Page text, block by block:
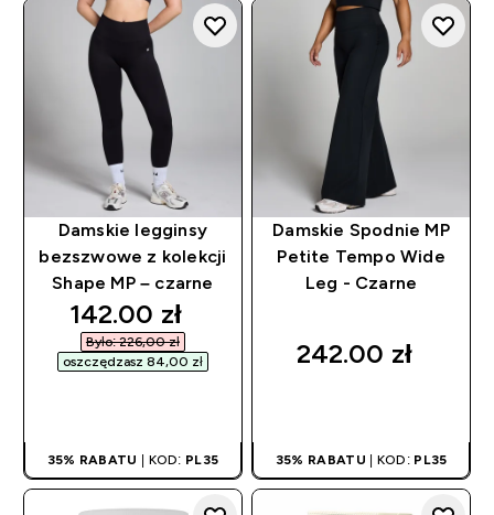
Damskie legginsy
bezszwowe z kolekcji
Shape MP – czarne
discounted price
142.00 zł‎
Było: 226,00 zł‎
oszczędzasz 84,00 zł‎
35% RABATU | KOD: PL35
Damskie Spodnie MP
Petite Tempo Wide
Leg - Czarne
242.00 zł‎
35% RABATU | KOD: PL35